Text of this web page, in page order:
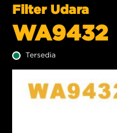
Filter Udara
WA9432
Tersedia